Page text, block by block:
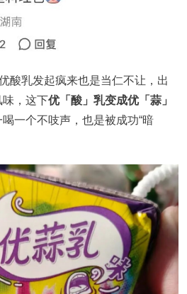
酸乳发起疯来也是当仁不让，出
味，这下优「酸」乳变成优「蒜」
一个不吱声，也是被成功“暗